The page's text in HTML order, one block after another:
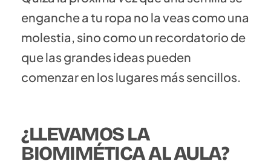
enganche a tu ropa no la veas como una
molestia, sino como un recordatorio de
que las grandes ideas pueden
comenzar en los lugares más sencillos.
¿LLEVAMOS LA
BIOMIMÉTICA AL AULA?